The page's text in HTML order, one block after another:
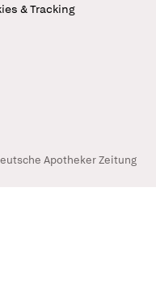
& Tracking
Apotheker Zeitung